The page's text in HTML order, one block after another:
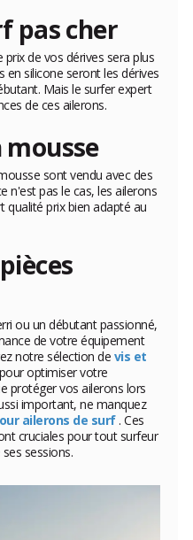
pas cher
de vos dérives sera plus
silicone seront les dérives
Mais le surfer expert
de ces ailerons.
sont vendu avec des
n'est pas le cas, les ailerons
qualité prix bien adapté au
ou un débutant passionné,
de votre équipement
notre sélection de vis et
optimiser votre
protéger vos ailerons lors
important, ne manquez
ailerons de surf. Ces
cruciales pour tout surfeur
sessions.